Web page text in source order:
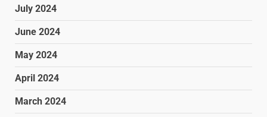
July 2024
June 2024
May 2024
April 2024
March 2024